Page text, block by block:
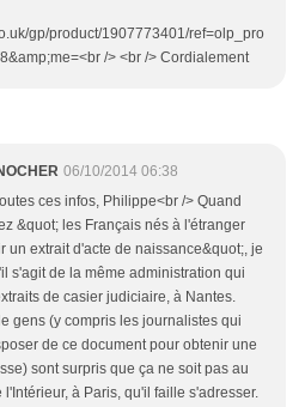
gp/product/1907773401/ref=olp_pro
/> <br /> Cordialement
06/10/2014 06:38
ces infos, Philippe<br /> Quand
&quot; les Français nés à l'étranger
un extrait d'acte de naissance&quot;, je
s'agit de la même administration qui
de casier judiciaire, à Nantes.
gens (y compris les journalistes qui
de ce document pour obtenir une
sont surpris que ça ne soit pas au
l'Intérieur, à Paris, qu'il faille s'adresser.